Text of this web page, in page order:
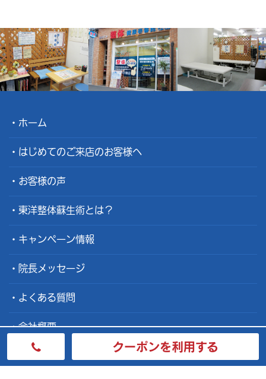
クーポンを利用する
ホーム
はじめてのご来店のお客様へ
お客様の声
東洋整体蘇生術とは？
キャンペーン情報
院長メッセージ
よくある質問
会社概要
整体士募集